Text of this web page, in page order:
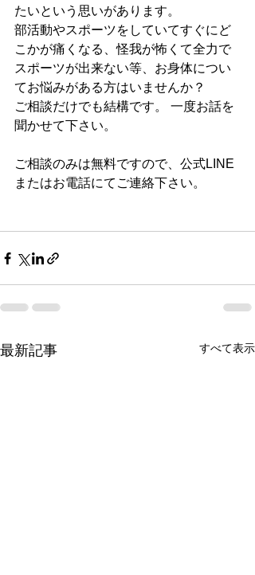
たいという思いがあります。
部活動やスポーツをしていてすぐにど
こかが痛くなる、怪我が怖くて全力で
スポーツが出来ない等、お身体につい
てお悩みがある方はいませんか？
ご相談だけでも結構です。 一度お話を
聞かせて下さい。
ご相談のみは無料ですので、公式LINE
またはお電話にてご連絡下さい。
最新記事 すべて表示